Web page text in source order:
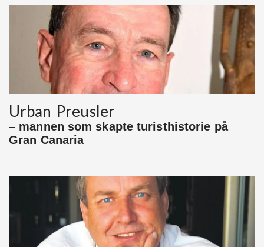
Urban Preusler
– mannen som skapte turisthistorie på
Gran Canaria